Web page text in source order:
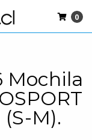
0
Mochila
M).